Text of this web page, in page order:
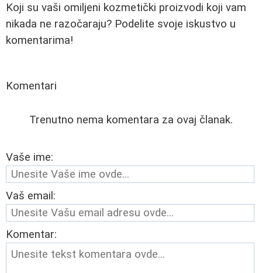
Koji su vaši omiljeni kozmetički proizvodi koji vam
nikada ne razočaraju? Podelite svoje iskustvo u
komentarima!
Komentari
Trenutno nema komentara za ovaj članak.
Vaše ime:
Vaš email:
Komentar: